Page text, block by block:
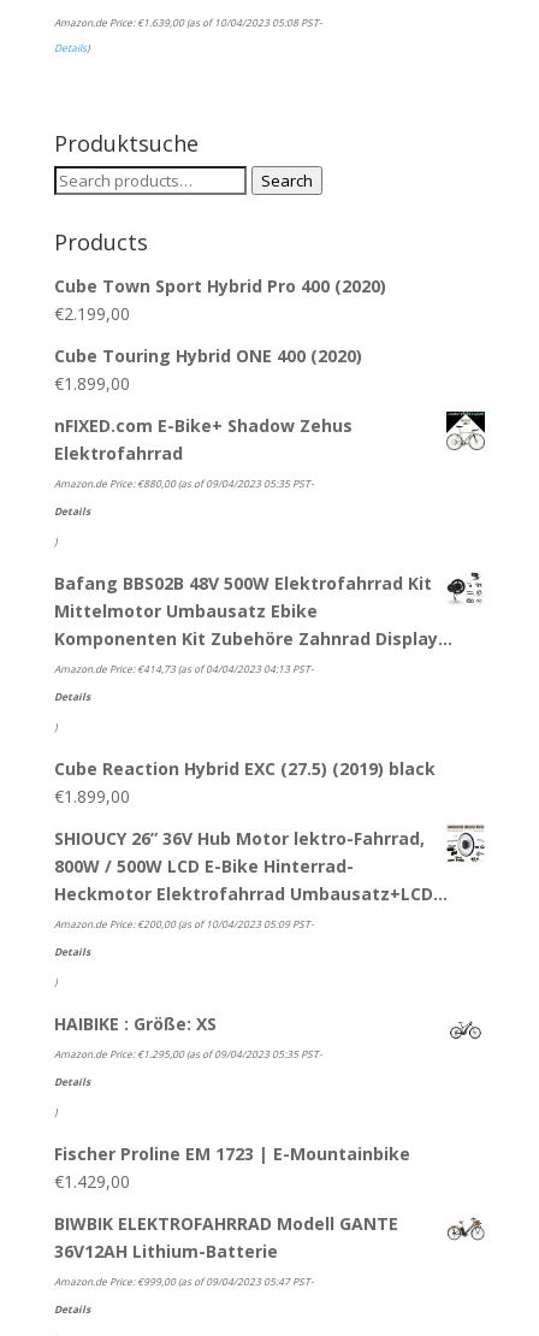
Amazon.de Price:€1.639,00(as of 10/04/2023 05:08 PST-
Details)
Produktsuche
Search
Search
Products
Cube Town Sport Hybrid Pro 400 (2020)
€2.199,00
Cube Touring Hybrid ONE 400 (2020)
€1.899,00
nFIXED.com E-Bike+ Shadow Zehus
Elektrofahrrad
Amazon.de Price:€880,00(as of 09/04/2023 05:35 PST-
Details
)
Bafang BBS02B 48V 500W Elektrofahrrad Kit
Mittelmotor Umbausatz Ebike
Komponenten Kit Zubehöre Zahnrad Display…
Amazon.de Price:€414,73(as of 04/04/2023 04:13 PST-
Details
)
Cube Reaction Hybrid EXC (27.5) (2019) black
€1.899,00
SHIOUCY 26” 36V Hub Motor lektro-Fahrrad,
800W / 500W LCD E-Bike Hinterrad-
Heckmotor Elektrofahrrad Umbausatz+LCD…
Amazon.de Price:€200,00(as of 10/04/2023 05:09 PST-
Details
)
HAIBIKE : Größe: XS
Amazon.de Price:€1.295,00(as of 09/04/2023 05:35 PST-
Details
)
Fischer Proline EM 1723 | E-Mountainbike
€1.429,00
BIWBIK ELEKTROFAHRRAD Modell GANTE
36V12AH Lithium-Batterie
Amazon.de Price:€999,00(as of 09/04/2023 05:47 PST-
Details